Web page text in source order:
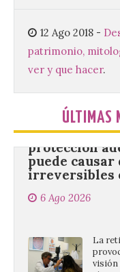
12 Ago 2018 -
patrimonio,
ver y que hacer.
ÚLTIMAS
oficial del Festival
protección
puede causar
irreversibles
6 Ago 2026
percepción de
especialista en